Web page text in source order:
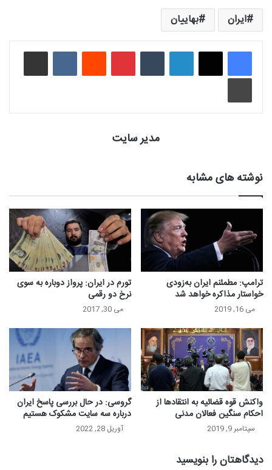
ایران بهاییان
لینکدین ‫پین‌ترست ‫رددیت
چاپ
مدیر سایت
نوشته های مشابه
ترامپ: مطمئنم ایران به‌زودی
خواستار مذاکره خواهد شد
می 16, 2019
تورم در ایران: پرواز دوباره به سوی
نرخ دو رقمی
می 30, 2017
واکنش قوه قضائیه به انتقادها از
احکام سنگین فعالان مدنی
سپتامبر 9, 2019
گروسی: در حال بررسی پاسخ ایران
درباره سه سایت مشکوک هستیم
آوریل 28, 2022
دیدگاهتان را بنویسید